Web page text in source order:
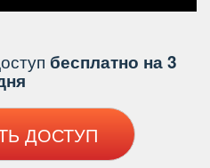
есплатно на 3
ДОСТУП